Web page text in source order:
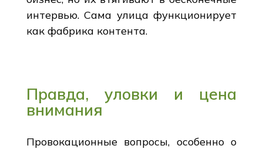
интервью. Сама улица функционирует
как фабрика контента.
Правда, уловки и цена
внимания
Провокационные вопросы, особенно о